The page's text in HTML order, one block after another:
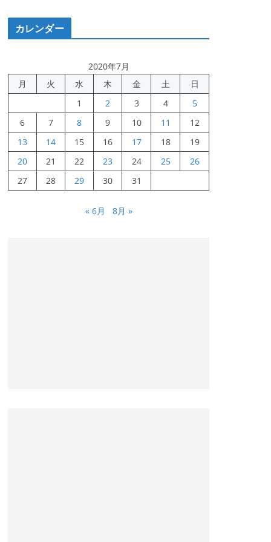
カレンダー
2020年7月
月
火 水 木 金 土
日
1
2 3 4
5
6
7 8 9 10 11
12
13
14 15 16 17 18
19
20
21 22 23 24 25
26
27
28 29 30 31
« 6月 8月 »